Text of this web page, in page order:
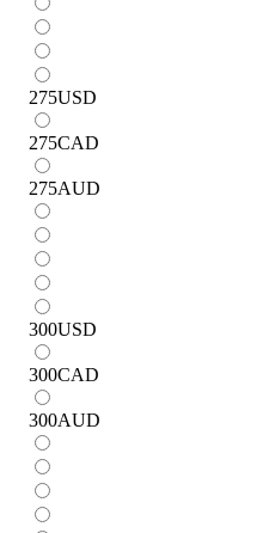
275USD
275CAD
275AUD
300USD
300CAD
300AUD